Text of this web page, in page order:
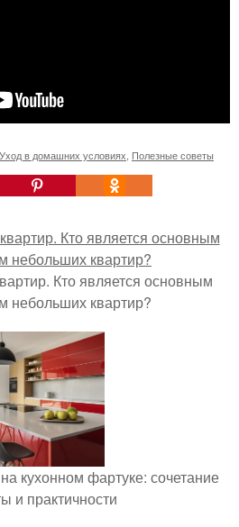
Уход в домашних условиях Полезные советы
Кто является основным
небольших квартир?
кухонном фартуке: сочетание
и практичности